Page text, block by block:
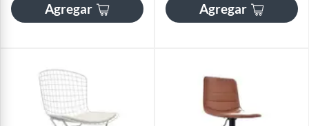
Agregar Agregar